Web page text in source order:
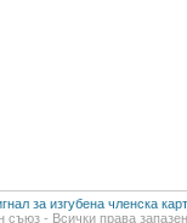
за изгубена членска
- Всички права